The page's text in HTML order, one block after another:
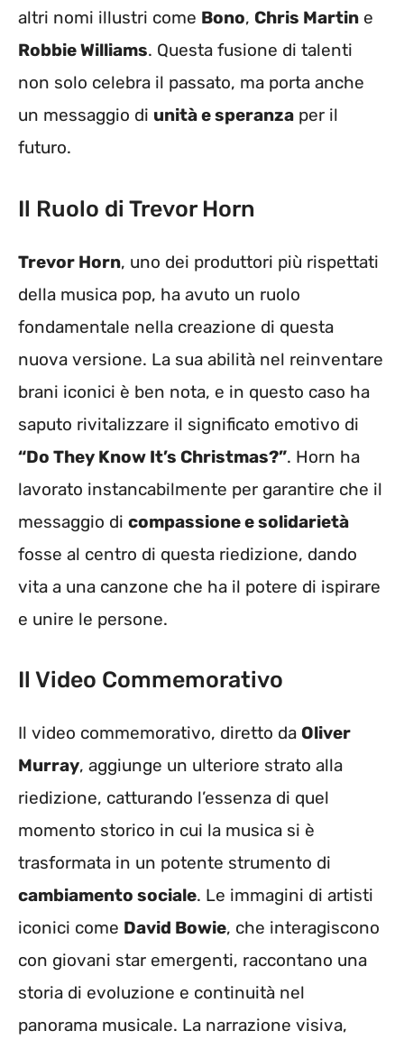
altri nomi illustri come Bono, Chris Martin e
Robbie Williams. Questa fusione di talenti
non solo celebra il passato, ma porta anche
un messaggio di unità e speranza per il
futuro.
Il Ruolo di Trevor Horn
Trevor Horn, uno dei produttori più rispettati
della musica pop, ha avuto un ruolo
fondamentale nella creazione di questa
nuova versione. La sua abilità nel reinventare
brani iconici è ben nota, e in questo caso ha
saputo rivitalizzare il significato emotivo di
“Do They Know It’s Christmas?”. Horn ha
lavorato instancabilmente per garantire che il
messaggio di compassione e solidarietà
fosse al centro di questa riedizione, dando
vita a una canzone che ha il potere di ispirare
e unire le persone.
Il Video Commemorativo
Il video commemorativo, diretto da Oliver
Murray, aggiunge un ulteriore strato alla
riedizione, catturando l’essenza di quel
momento storico in cui la musica si è
trasformata in un potente strumento di
cambiamento sociale. Le immagini di artisti
iconici come David Bowie, che interagiscono
con giovani star emergenti, raccontano una
storia di evoluzione e continuità nel
panorama musicale. La narrazione visiva,